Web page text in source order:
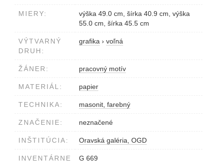
MIERY:
výška 49.0 cm, šírka 40.9 cm, výška
55.0 cm, šírka 45.5 cm
VÝTVARNÝ
DRUH:
grafika › voľná
ŽÁNER: pracovný motív
MATERIÁL: papier
TECHNIKA: masonit, farebný
ZNAČENIE: neznačené
INŠTITÚCIA: Oravská galéria, OGD
INVENTÁRNE
G 669